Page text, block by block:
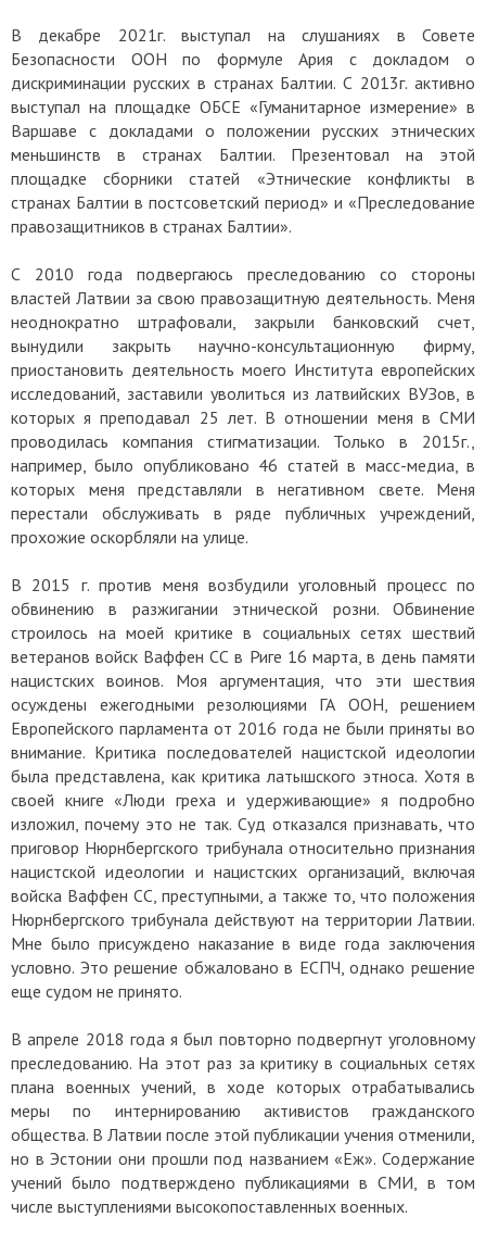
В декабре 2021г. выступал на слушаниях в Совете
Безопасности ООН по формуле Ария с докладом о
дискриминации русских в странах Балтии. С 2013г. активно
выступал на площадке ОБСЕ «Гуманитарное измерение» в
Варшаве с докладами о положении русских этнических
меньшинств в странах Балтии. Презентовал на этой
площадке сборники статей «Этнические конфликты в
странах Балтии в постсоветский период» и «Преследование
правозащитников в странах Балтии».
С 2010 года подвергаюсь преследованию со стороны
властей Латвии за свою правозащитную деятельность. Меня
неоднократно штрафовали, закрыли банковский счет,
вынудили закрыть научно-консультационную фирму,
приостановить деятельность моего Института европейских
исследований, заставили уволиться из латвийских ВУЗов, в
которых я преподавал 25 лет. В отношении меня в СМИ
проводилась компания стигматизации. Только в 2015г.,
например, было опубликовано 46 статей в масс-медиа, в
которых меня представляли в негативном свете. Меня
перестали обслуживать в ряде публичных учреждений,
прохожие оскорбляли на улице.
В 2015 г. против меня возбудили уголовный процесс по
обвинению в разжигании этнической розни. Обвинение
строилось на моей критике в социальных сетях шествий
ветеранов войск Ваффен СС в Риге 16 марта, в день памяти
нацистских воинов. Моя аргументация, что эти шествия
осуждены ежегодными резолюциями ГА ООН, решением
Европейского парламента от 2016 года не были приняты во
внимание. Критика последователей нацистской идеологии
была представлена, как критика латышского этноса. Хотя в
своей книге «Люди греха и удерживающие» я подробно
изложил, почему это не так. Суд отказался признавать, что
приговор Нюрнбергского трибунала относительно признания
нацистской идеологии и нацистских организаций, включая
войска Ваффен СС, преступными, а также то, что положения
Нюрнбергского трибунала действуют на территории Латвии.
Мне было присуждено наказание в виде года заключения
условно. Это решение обжаловано в ЕСПЧ, однако решение
еще судом не принято.
В апреле 2018 года я был повторно подвергнут уголовному
преследованию. На этот раз за критику в социальных сетях
плана военных учений, в ходе которых отрабатывались
меры по интернированию активистов гражданского
общества. В Латвии после этой публикации учения отменили,
но в Эстонии они прошли под названием «Еж». Содержание
учений было подтверждено публикациями в СМИ, в том
числе выступлениями высокопоставленных военных.